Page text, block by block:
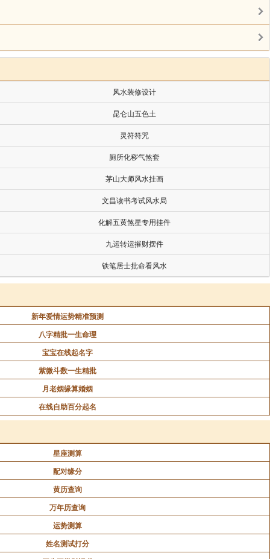
，训导六人。所辖，上元、江宁二县，各知县一
，(凡四，龙江、江东、聚宝门、太平门。)税课局，
所，官一人。龙江关、石灰山关，各大使一人，副使
爵、大辟、除拜三品以上文武职，则六科都给事中
衔上。仁宗时补设官属，除“南京”字。正统六年，
，(正七品)典膳所，典膳正一人，(正八品)副一
人，(从八品)纪善所，纪善二人，(正八品)良医所，
)副一人，(从八品。以上各所副官，嘉靖四十四年并
大使、副使各一人。(仓、库副使后俱革。) 郡王府，
陈谢、进献表启、书疏，长史为王奏上。若王有过，
之膳羞。奉祠，掌祭祀乐舞。典宝，掌王宝符牌。纪
廨舍。伴读，掌侍从起居，陈设经史。教授，掌以德
，(正七品)纪善一人。(正七品)各以其品秩列朝官
四年，更定官制。(左、右相，正二品，文武傅，从
、典膳正、典服正、工正、医正，并正七品，副，并
伴读四人，选老成明经慎行之士任之，侍读四人，收
并罢王相府，升长史司为正五品，置左、右长史各一
中，增置亲王宾辅二人，伴读、伴讲、伴书各一人，
馔、典药五署官各一人，典仪二人，引礼舍人二人，
王府谘议所为长史司。万历间，周府设宗正一人。
九品)二十三年，改家令司为中使司，以内使为之。
风水装修设计
昆仑山五色土
灵符符咒
厕所化秽气煞套
茅山大师风水挂画
文昌读书考试风水局
化解五黄煞星专用挂件
九运转运摧财摆件
铁笔居士批命看风水
新年爱情运势精准预测
八字精批一生命理
宝宝在线起名字
紫微斗数一生精批
月老姻缘算婚姻
在线自助百分起名
星座测算
配对缘分
黄历查询
万年历查询
运势测算
姓名测试打分